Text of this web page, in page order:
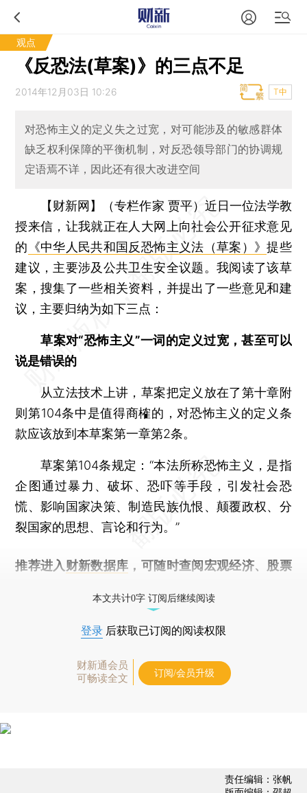
观点
《反恐法(草案)》的三点不足
2014年12月03日 10:26 T中
对恐怖主义的定义失之过宽，对可能涉及的敏感群体
缺乏权利保障的平衡机制，对反恐领导部门的协调规
定语焉不详，因此还有很大改进空间
【财新网】（专栏作家 贾平）近日一位法学教
授来信，让我就正在人大网上向社会公开征求意见
的 《中华人民共和国反恐怖主义法（草案）》提些
建议，主要涉及公共卫生安全议题。我阅读了该草
案，搜集了一些相关资料，并提出了一些意见和建
议，主要归纳为如下三点：
草案对“恐怖主义”一词的定义过宽，甚至可以
说是错误的
从立法技术上讲，草案把定义放在了第十章附
则第104条中是值得商榷的，对恐怖主义的定义条
款应该放到本草案第一章第2条。
草案第104条规定：“本法所称恐怖主义，是指
企图通过暴力、破坏、恐吓等手段，引发社会恐
慌、影响国家决策、制造民族仇恨、颠覆政权、分
裂国家的思想、言论和行为。”
推荐进入 财新数据库 ，可随时查阅宏观经济、股票
本文共计0字 订阅后继续阅读
登录 后获取已订阅的阅读权限
财新通会员
可畅读全文
订阅/会员升级
责任编辑：张帆